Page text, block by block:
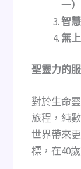
一）
智
無
聖靈力的
對於生命
旅程，純
世界帶來
標，在40